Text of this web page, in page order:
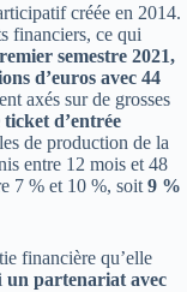
créée en 2014.
financiers, ce qui
semestre 2021,
d’euros avec 44
axés sur de grosses
d’entrée
de production de la
entre 12 mois et 48
7 % et 10 %, soit 9 %
financière qu’elle
un partenariat avec